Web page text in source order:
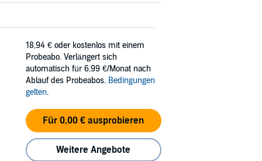
18,94 € oder kostenlos mit einem
Probeabo. Verlängert sich
automatisch für 6,99 €/Monat nach
Ablauf des Probeabos. Bedingungen
gelten.
Für 0,00 € ausprobieren
Weitere Angebote